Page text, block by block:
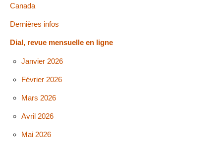
Canada
Dernières infos
Dial, revue mensuelle en ligne
Janvier 2026
Février 2026
Mars 2026
Avril 2026
Mai 2026